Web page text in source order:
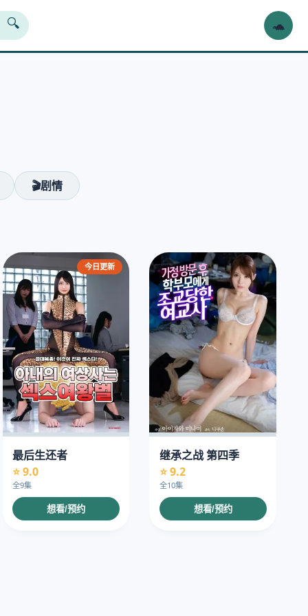
🔍 🐢
🎬剧情
今日更新
最后生还者
⭐ 9.0
全9集
想看/预约
继承之战 第四季
⭐ 9.2
全10集
想看/预约